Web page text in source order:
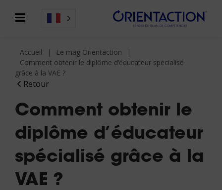
Retour
Accueil
Le mag Orientaction
Comment obtenir le diplôme d’éducateur spécialisé
grâce à la VAE ?
Comment obtenir le
diplôme d’éducateur
spécialisé grâce à la
VAE ?